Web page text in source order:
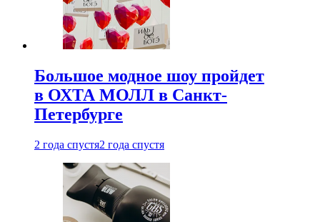
Большое модное шоу пройдет
в ОХТА МОЛЛ в Санкт-
Петербурге
2 года спустя2 года спустя